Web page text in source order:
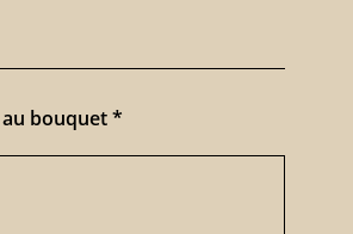
bouquet *